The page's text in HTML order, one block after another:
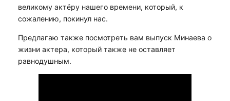
великому актёру нашего времени, который, к
сожалению, покинул нас.
Предлагаю также посмотреть вам выпуск Минаева о
жизни актера, который также не оставляет
равнодушным.